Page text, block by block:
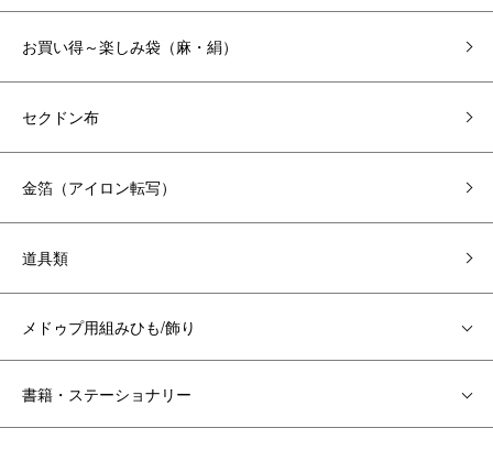
お買い得～楽しみ袋（麻・絹）
セクドン布
金箔（アイロン転写）
道具類
メドゥプ用組みひも/飾り
書籍・ステーショナリー